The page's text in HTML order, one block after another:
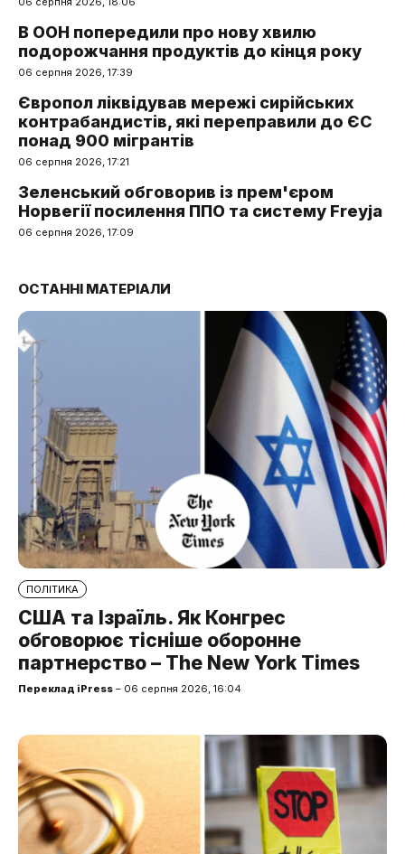
В ООН попередили про нову хвилю
подорожчання продуктів до кінця року
06 серпня 2026, 17:39
Європол ліквідував мережі сирійських
контрабандистів, які переправили до ЄС
понад 900 мігрантів
06 серпня 2026, 17:21
Зеленський обговорив із прем'єром
Норвегії посилення ППО та систему Freyja
06 серпня 2026, 17:09
ОСТАННІ МАТЕРІАЛИ
ПОЛІТИКА
США та Ізраїль. Як Конгрес
обговорює тісніше оборонне
партнерство – The New York Times
Переклад iPress – 06 серпня 2026, 16:04